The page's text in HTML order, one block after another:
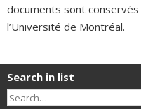
documents sont
l’Université de Montréal.
Search in list